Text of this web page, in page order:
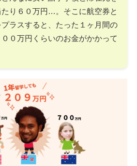
り６０万円…。そこに航空券と
ラスすると、たった１ヶ月間の
０万円くらいのお金がかかって